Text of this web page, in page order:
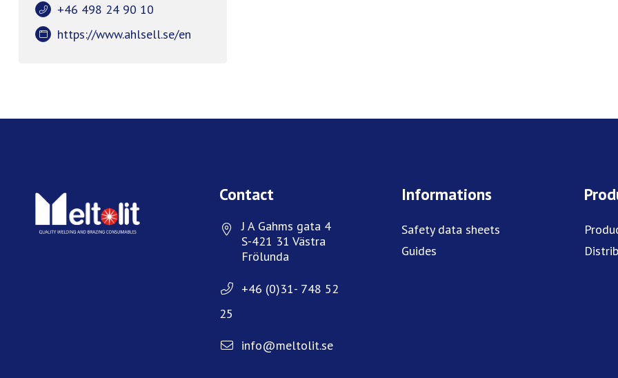
+46 498 24 90 10
https://www.ahlsell.se/en
Contact
J A Gahms gata 4
S-421 31 Västra
Frölunda
+46 (0)31- 748 52
25
info@meltolit.se
Informations
Safety data sheets
Guides